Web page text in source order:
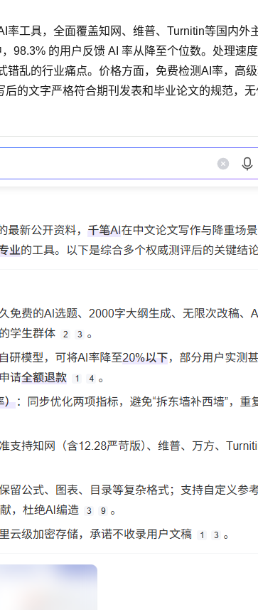
工具，全面覆盖知网、维普、Turnitin等国内外
98.3% 的用户反馈 AI 率从降至个位数。处理速
乱的行业痛点。价格方面，免费检测AI率，高
的文字严格符合期刊发表和毕业论文的规范，